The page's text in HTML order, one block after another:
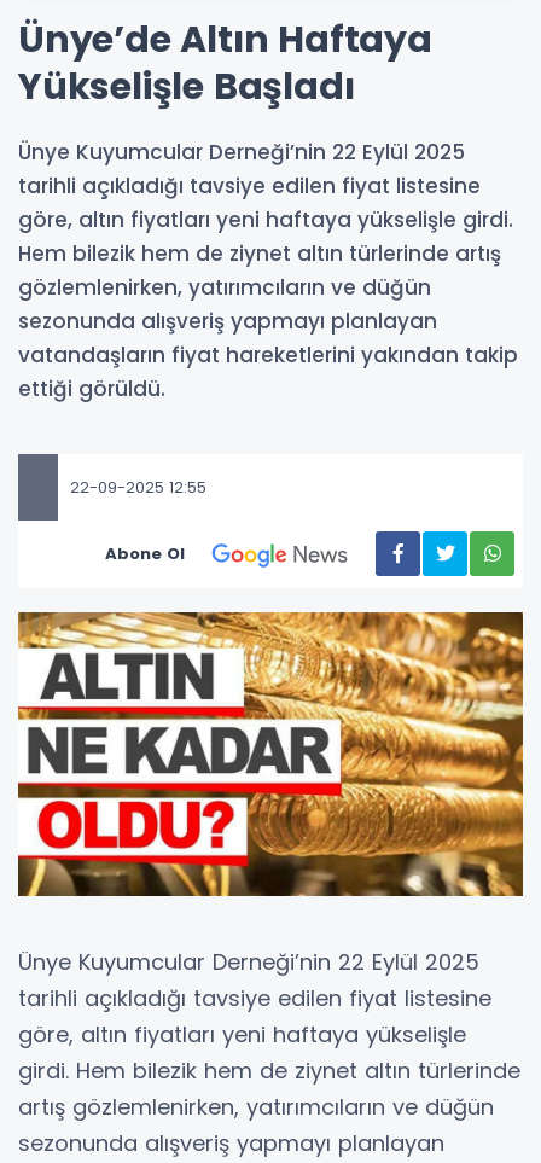
Ünye’de Altın Haftaya
Yükselişle Başladı
Ünye Kuyumcular Derneği’nin 22 Eylül 2025
tarihli açıkladığı tavsiye edilen fiyat listesine
göre, altın fiyatları yeni haftaya yükselişle girdi.
Hem bilezik hem de ziynet altın türlerinde artış
gözlemlenirken, yatırımcıların ve düğün
sezonunda alışveriş yapmayı planlayan
vatandaşların fiyat hareketlerini yakından takip
ettiği görüldü.
22-09-2025 12:55
Abone Ol
Ünye Kuyumcular Derneği’nin 22 Eylül 2025
tarihli açıkladığı tavsiye edilen fiyat listesine
göre, altın fiyatları yeni haftaya yükselişle
girdi. Hem bilezik hem de ziynet altın türlerinde
artış gözlemlenirken, yatırımcıların ve düğün
sezonunda alışveriş yapmayı planlayan